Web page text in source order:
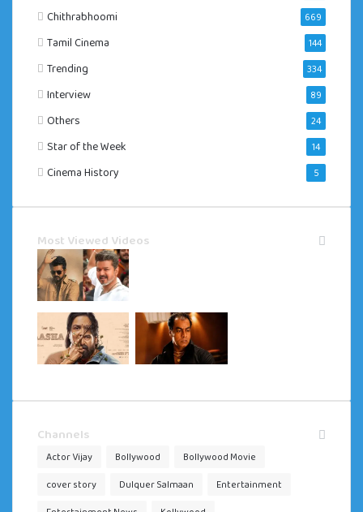
Chithrabhoomi 669
Tamil Cinema 144
Trending 334
Interview 89
Others 24
Star of the Week 14
Cinema History 5
Most Viewed Videos
Channels
Actor Vijay Bollywood
Bollywood Movie
cover story
Dulquer Salmaan
Entertainment